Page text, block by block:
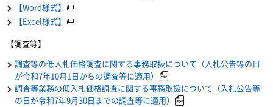
【Word様式】
【Excel様式】
【調査等】
調査等の低入札価格調査に関する事務取扱について（入札公告等の日
が令和7年10月1日からの調査等に適用）
調査等業務の低入札価格調査に関する事務取扱について（入札公告等
の日が令和7年9月30日までの調査等に適用）